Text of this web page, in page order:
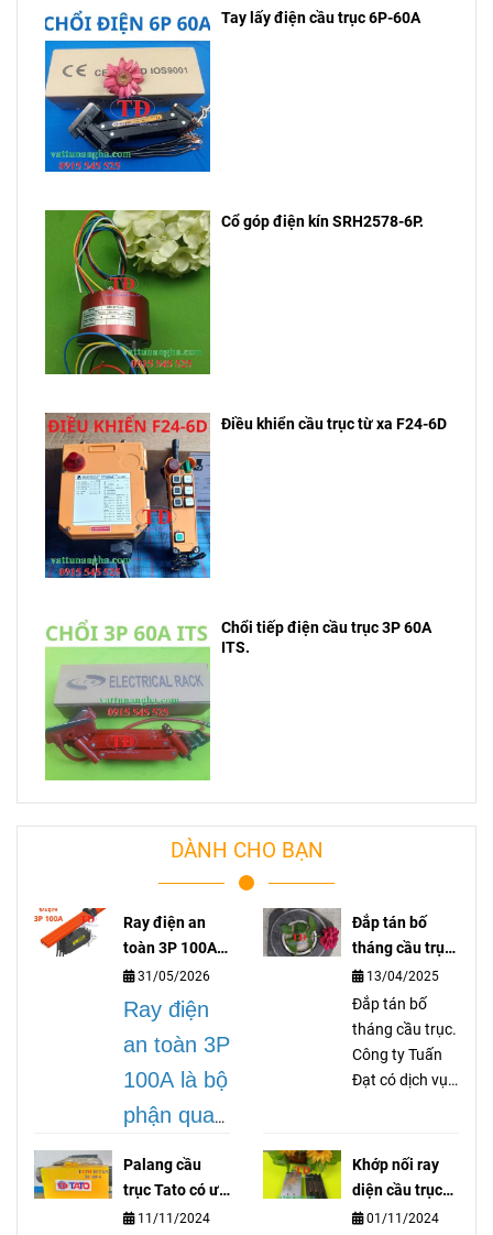
Tay lấy điện cầu trục 6P-60A
Cổ góp điện kín SRH2578-6P.
Điều khiển cầu trục từ xa F24-6D
Chổi tiếp điện cầu trục 3P 60A
ITS.
DÀNH CHO BẠN
Ray điện an
toàn 3P 100A
lá gì?
31/05/2026
Ray điện
an toàn 3P
100A là bộ
phận quan
trong hệ
thống cầu
Đắp tán bố
tháng cầu trục
là gì?
13/04/2025
Đắp tán bố
tháng cầu trục.
Công ty Tuấn
Đạt có dịch vụ
cầu trục cổng
trục palang
thiết bị nâng hạ
Palang cầu
trục Tato có ưu
điểm gì ?
11/11/2024
Khớp nối ray
diện cầu trục
3P là gì?
01/11/2024